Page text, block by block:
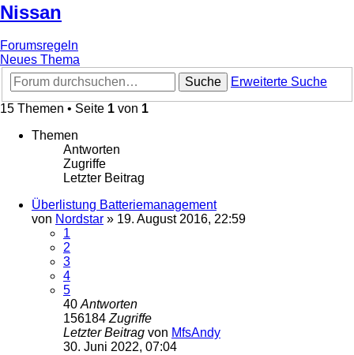
Nissan
Forumsregeln
Neues Thema
Suche
Erweiterte Suche
15 Themen • Seite 1 von 1
Themen
Antworten
Zugriffe
Letzter Beitrag
Überlistung Batteriemanagement
von Nordstar » 19. August 2016, 22:59
1
2
3
4
5
40 Antworten
156184 Zugriffe
Letzter Beitrag von MfsAndy
30. Juni 2022, 07:04